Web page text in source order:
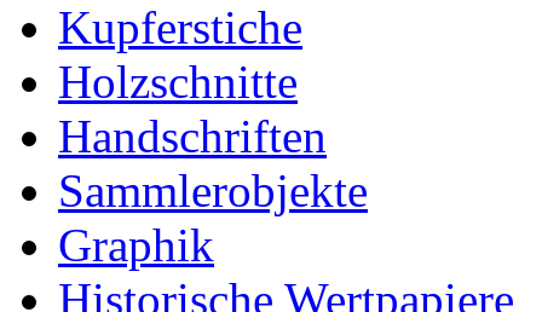
Kupferstiche
Holzschnitte
Handschriften
Sammlerobjekte
Graphik
Historische Wertpapiere